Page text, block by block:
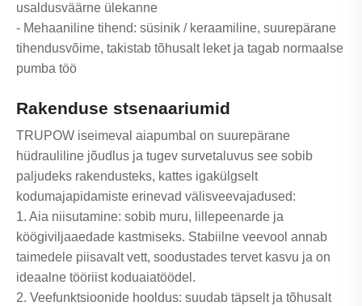
usaldusväärne ülekanne
- Mehaaniline tihend: süsinik / keraamiline, suurepärane
tihendusvõime, takistab tõhusalt leket ja tagab normaalse
pumba töö
Rakenduse stsenaariumid
TRUPOW iseimeval aiapumbal on suurepärane
hüdrauliline jõudlus ja tugev survetaluvus see sobib
paljudeks rakendusteks, kattes igakülgselt
kodumajapidamiste erinevad välisveevajadused:
1. Aia niisutamine: sobib muru, lillepeenarde ja
köögiviljaaedade kastmiseks. Stabiilne veevool annab
taimedele piisavalt vett, soodustades tervet kasvu ja on
ideaalne tööriist koduaiatöödel.
2. Veefunktsioonide hooldus: suudab täpselt ja tõhusalt